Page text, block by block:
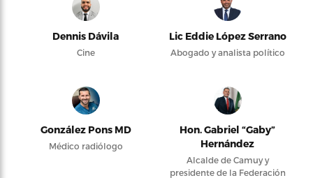
Dennis Dávila
Cine
Lic Eddie López Serrano
Abogado y analista político
González Pons MD
Médico radiólogo
Hon. Gabriel “Gaby”
Hernández
Alcalde de Camuy y
presidente de la Federación